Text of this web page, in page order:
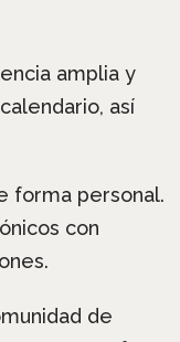
amplia y
así
forma personal.
con
de